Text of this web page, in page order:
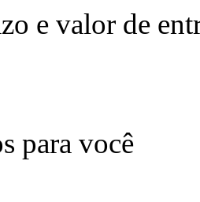
e valor de
para você